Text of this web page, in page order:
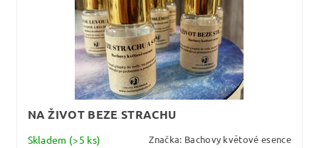
NA ŽIVOT BEZE STRACHU
Skladem (>5 ks) Značka: Bachovy květové esence